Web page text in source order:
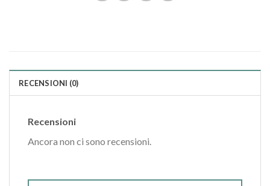
RECENSIONI (0)
Recensioni
Ancora non ci sono recensioni.